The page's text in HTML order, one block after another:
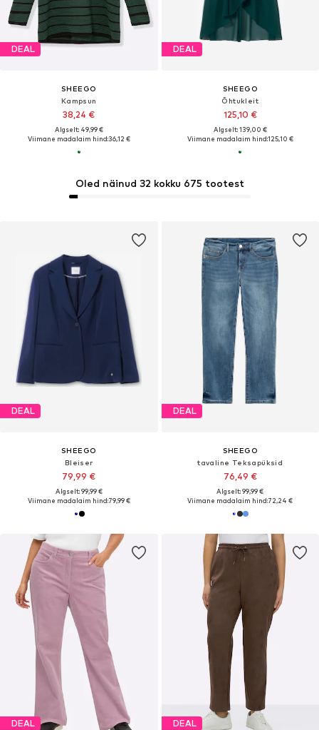
DEAL
SHEEGO
Kampsun
38,24 €
Algselt: 49,99 €
Viimane madalaim hind:36,12 €
DEAL
SHEEGO
Õhtukleit
125,10 €
Algselt: 139,00 €
Viimane madalaim hind:125,10 €
Oled näinud 32 kokku 675 tootest
DEAL
SHEEGO
Bleiser
79,99 €
Algselt: 99,99 €
Viimane madalaim hind:79,99 €
DEAL
SHEEGO
tavaline Teksapüksid
76,49 €
Algselt: 99,99 €
Viimane madalaim hind:72,24 €
DEAL DEAL